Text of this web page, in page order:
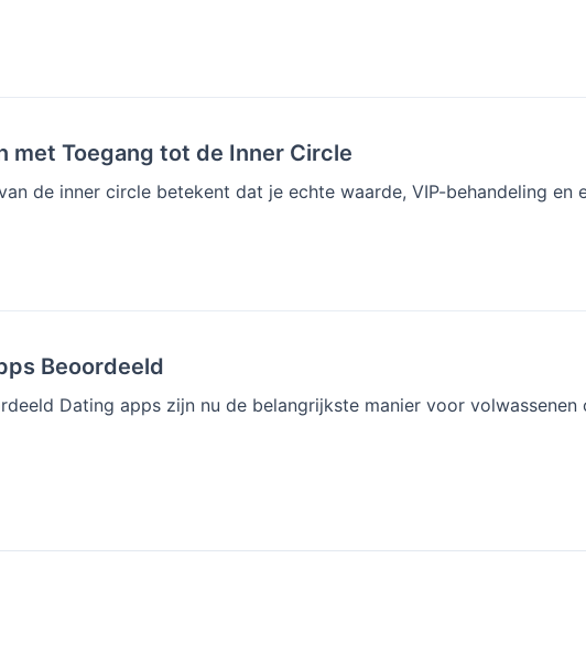
met Toegang tot de Inner Circle
de inner circle betekent dat je echte waarde, VIP-behandeling en
Beoordeeld
Dating apps zijn nu de belangrijkste manier voor